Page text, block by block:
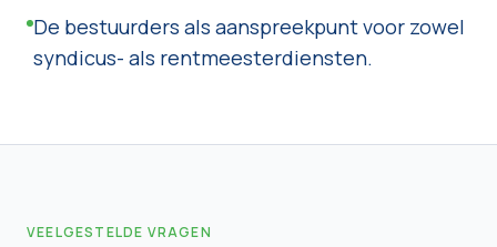
De bestuurders als aanspreekpunt voor zowel
syndicus- als rentmeesterdiensten.
VEELGESTELDE VRAGEN